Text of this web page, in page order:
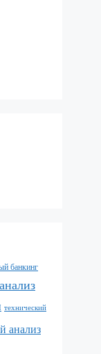
банкинг
технический
анализ